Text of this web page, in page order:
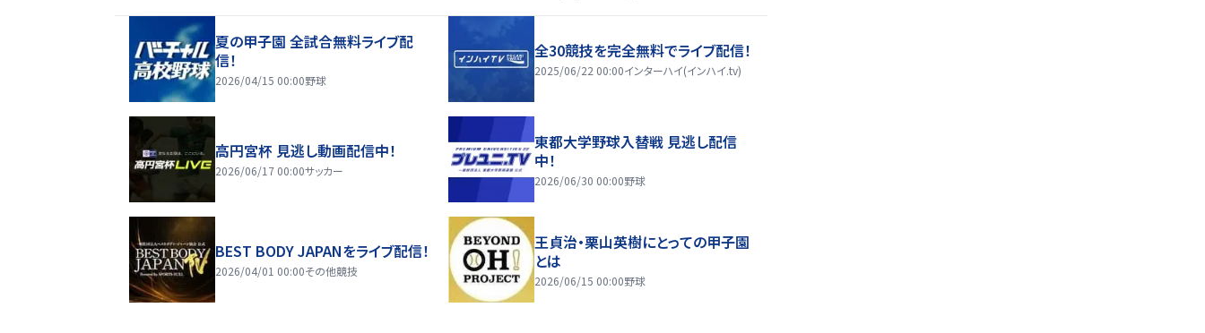
夏の甲子園 全試合無料ライブ配
信！
2026/04/15 00:00野球
全30競技を完全無料でライブ配信！
2025/06/22 00:00インターハイ(インハイ.tv)
高円宮杯 見逃し動画配信中！
2026/06/17 00:00サッカー
東都大学野球入替戦 見逃し配信
中！
2026/06/30 00:00野球
BEST BODY JAPANをライブ配信！
2026/04/01 00:00その他競技
王貞治・栗山英樹にとっての甲子園
とは
2026/06/15 00:00野球